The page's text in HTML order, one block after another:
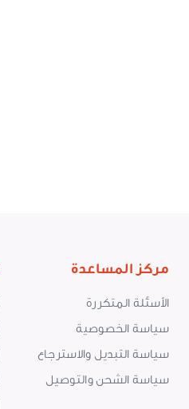
مركز المساعدة
الأسئلة المتكررة
سياسة الخصوصية
سياسة التبديل والاسترجاع
سياسة الشحن والتوصيل